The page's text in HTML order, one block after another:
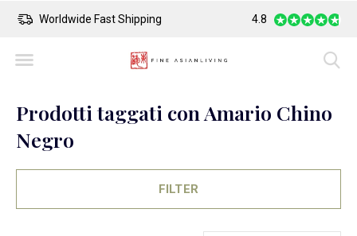
Worldwide Fast Shipping Safe Payment
4.8
Prodotti taggati con Amario Chino
Negro
FILTER